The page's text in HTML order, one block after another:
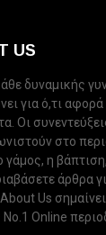
US
δυναμικής
για ό,τι
Οι
στο
γάμος, η
άρθρα
Us
Online